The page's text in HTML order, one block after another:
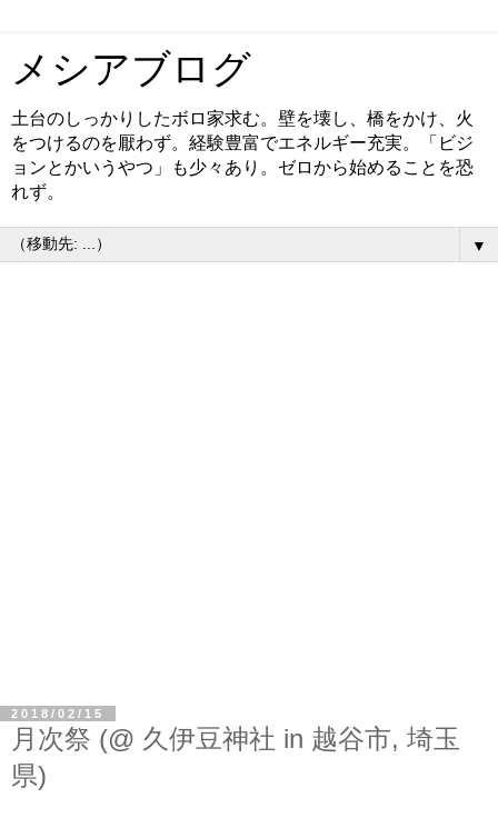
メシアブログ
土台のしっかりしたボロ家求む。壁を壊し、橋をかけ、火
をつけるのを厭わず。経験豊富でエネルギー充実。「ビジ
ョンとかいうやつ」も少々あり。ゼロから始めることを恐
れず。
▼
2018/02/15
月次祭 (@ 久伊豆神社 in 越谷市, 埼玉
県)